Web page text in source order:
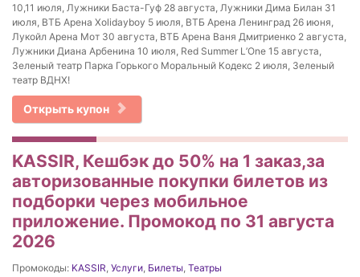
10,11 июля, Лужники Баста-Гуф 28 августа, Лужники Дима Билан 31
июля, ВТБ Арена Xolidayboy 5 июля, ВТБ Арена Ленинград 26 июня,
Лукойл Арена Мот 30 августа, ВТБ Арена Ваня Дмитриенко 2 августа,
Лужники Диана Арбенина 10 июля, Red Summer L’One 15 августа,
Зеленый театр Парка Горького Моральный Кодекс 2 июля, Зеленый
театр ВДНХ!
Открыть купон
KASSIR, Кешбэк до 50% на 1 заказ,за
авторизованные покупки билетов из
подборки через мобильное
приложение. Промокод по 31 августа
2026
Промокоды: KASSIR, Услуги, Билеты, Театры